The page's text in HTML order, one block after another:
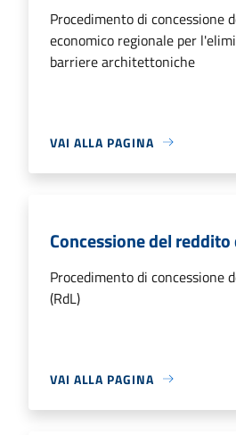
Procedimento di concessione
economico regionale per
barriere architettoniche
VAI ALLA PAGINA
Concessione del
Procedimento di concessione
(RdL)
VAI ALLA PAGINA